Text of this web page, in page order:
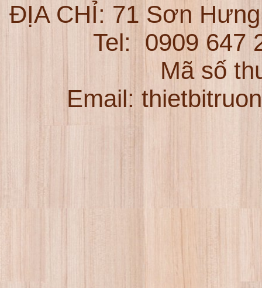
ĐỊA CHỈ: 71 Sơn
Tel: 0909
Mã số
Email: